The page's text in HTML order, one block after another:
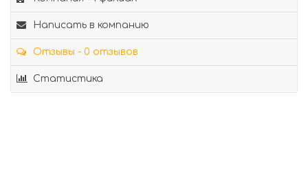
Написать в компанию
Отзывы - 0 отзывов
Статистика